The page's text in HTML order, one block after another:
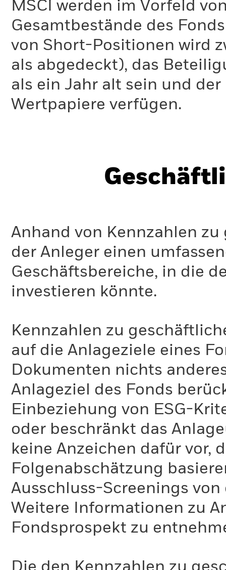
MSCI werden im Vorfeld
Gesamtbestände des
von Short-Positionen wird
als abgedeckt), das
als ein Jahr alt sein und
Wertpapiere verfügen.
Anhand von Kennzahlen
der Anleger einen
Geschäftsbereiche, in die
investieren könnte.
Kennzahlen zu
auf die Anlageziele eines
Dokumenten nichts
Anlageziel des Fonds
Einbeziehung von ESG-
oder beschränkt das
keine Anzeichen dafür vor,
Folgenabschätzung
Ausschluss-Screenings
Weitere Informationen zu
Fondsprospekt zu